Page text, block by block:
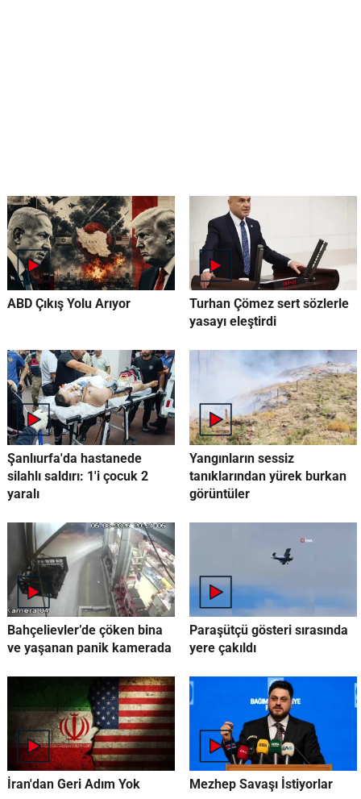
ABD Çıkış Yolu Arıyor
Turhan Çömez sert sözlerle
yasayı eleştirdi
Şanlıurfa'da hastanede
silahlı saldırı: 1'i çocuk 2
yaralı
Yangınların sessiz
tanıklarından yürek burkan
görüntüler
Bahçelievler’de çöken bina
ve yaşanan panik kamerada
Paraşütçü gösteri sırasında
yere çakıldı
İran'dan Geri Adım Yok Mezhep Savaşı İstiyorlar